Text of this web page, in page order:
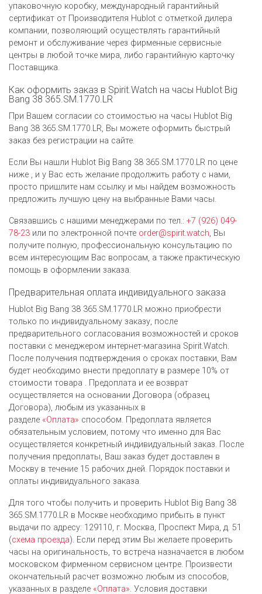
упаковочную коробку, международный гарантийный
сертификат от Производителя Hublot c отметкой дилера
компании, позволяющий осуществлять гарантийный
ремонт и обслуживание через фирменные сервисные
центры в любой точке мира, либо гарантийную карточку
Поставщика.
Как оформить заказ в Spirit.Watch на часы Hublot Big
Bang 38 365.SM.1770.LR
При Вашем согласии со стоимостью на часы Hublot Big
Bang 38 365.SM.1770.LR, Вы можете оформить быстрый
заказ без регистрации на сайте.
Если Вы нашли Hublot Big Bang 38 365.SM.1770.LR по цене
ниже , и у Вас есть желание продолжить работу с нами,
просто пришлите нам ссылку и мы найдем возможность
предложить лучшую цену на выбранные Вами часы.
Связавшись с нашими менеджерами по тел.: +7 (926) 049-
78-23 или по электронной почте order@spirit.watch, Вы
получите полную, профессиональную консультацию по
всем интересующим Вас вопросам, а также практическую
помощь в оформлении заказа.
Предварительная оплата индивидуального заказа
Hublot Big Bang 38 365.SM.1770.LR можно приобрести
только по индивидуальному заказу, после
предварительного согласования возможностей и сроков
поставки с менеджером интернет-магазина Spirit.Watch.
После получения подтверждения о сроках поставки, Вам
будет необходимо внести предоплату в размере 10% от
стоимости товара . Предоплата и ее возврат
осуществляется на основании Договора (образец
Договора), любым из указанных в
разделе «Оплата» способом. Предоплата является
обязательным условием, потому что именно для Вас
осуществляется конкретный индивидуальный заказ. После
получения предоплаты, Ваш заказ будет доставлен в
Москву в течение 15 рабочих дней. Порядок поставки и
оплаты индивидуального заказа.
Для того чтобы получить и проверить Hublot Big Bang 38
365.SM.1770.LR в Москве необходимо прибыть в пункт
выдачи по адресу: 129110, г. Москва, Проспект Мира, д. 51
(схема проезда). Если перед этим Вы желаете проверить
часы на оригинальность, то встреча назначается в любом
московском фирменном сервисном центре. Произвести
окончательный расчет возможно любым из cпособов,
указанных в разделе «Оплата». Условия доставки